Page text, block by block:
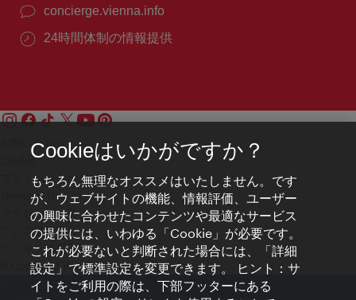
concierge.vienna.info
24時間体制の情報提供
お問い合わせ
Credits
プライバシーポリシー
Terms of Use
アクセシビリティ
プレス連絡先
クッキーの設定
© Copyright WienTourismus
Cookieはいかがですか？
もちろん無理なオススメはいたしません。です
が、ウェブサイトの機能、情報評価、ユーザー
の興味に合わせたコンテンツや最適なサービス
の提供には、いわゆる「Cookie」が必要です。
これが必要ないと判断された場合には、「詳細
設定」で標準設定を変更できます。 ヒント：サ
イトをご利用の際は、下部フッターにある